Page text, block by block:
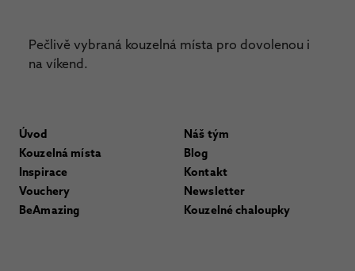
Pečlivě vybraná kouzelná místa pro dovolenou i
na víkend.
Úvod
Kouzelná místa
Inspirace
Vouchery
BeAmazing
Náš tým
Blog
Kontakt
Newsletter
Kouzelné chaloupky